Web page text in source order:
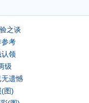
之谈
参考
认领
级
遗憾
图)